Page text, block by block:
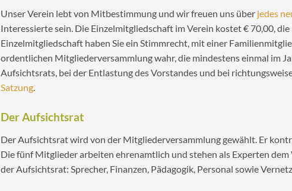
Unser Verein lebt von Mitbestimmung und wir freuen uns über jedes
Interessierte sein. Die Einzelmitgliedschaft im Verein kostet € 70,00,
Einzelmitgliedschaft haben Sie ein Stimmrecht, mit einer
ordentlichen Mitgliederversammlung wahr, die mindestens einmal im
Aufsichtsrats, bei der Entlastung des Vorstandes und bei
Satzung.
Der Aufsichtsrat
Der Aufsichtsrat wird von der Mitgliederversammlung gewählt. Er
Die fünf Mitglieder arbeiten ehrenamtlich und stehen als Experten
der Aufsichtsrat: Sprecher, Finanzen, Pädagogik, Personal sowie